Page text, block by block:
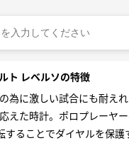
ト レベルソの特徴
為に激しい試合にも耐え
えた時計。ポロプレーヤ
することでダイヤルを保